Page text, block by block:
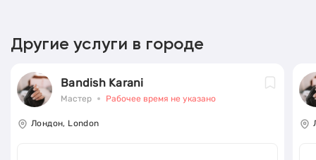
Другие услуги в городе
Bandish Karani
Мастер Рабочее время не указано
Лондон, London